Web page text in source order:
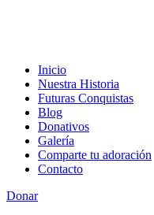
Inicio
Nuestra Historia
Futuras Conquistas
Blog
Donativos
Galería
Comparte tu adoración
Contacto
Donar